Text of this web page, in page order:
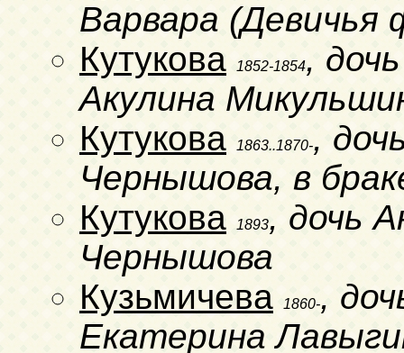
Варвара (Девичья
Кутукова
1852-1854,
Акулина
Кутукова
1863..1870-,
Чернышова, в
Кутукова
1893, дочь
Чернышова
Кузьмичева
1860-,
Екатерина